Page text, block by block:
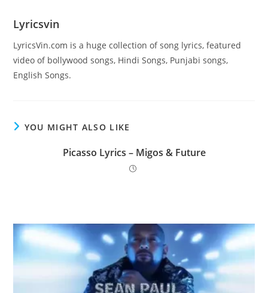
Lyricsvin
LyricsVin.com is a huge collection of song lyrics, featured
video of bollywood songs, Hindi Songs, Punjabi songs,
English Songs.
YOU MIGHT ALSO LIKE
Picasso Lyrics – Migos & Future